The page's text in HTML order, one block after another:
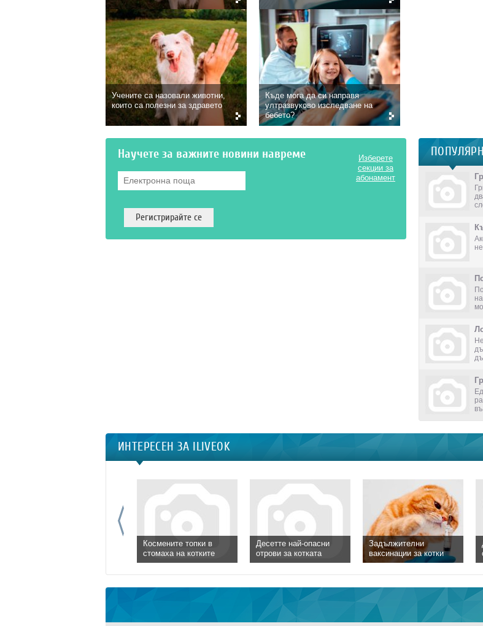
Учените са назовали животни,
които са полезни за здравето
Къде мога да си направя
ултразвуково изследване на
бебето?
Изберете
секции за
абонамент
Научете за важните новини навреме
Електронна поща
ИНТЕРЕСЕН ЗА ILIVEOK
Космените топки в
стомаха на котките
Десетте най-опасни
отрови за котката
Задължителни
ваксинации за котки